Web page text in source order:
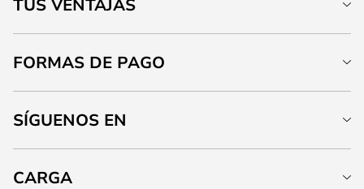
TUS VENTAJAS
FORMAS DE PAGO
SÍGUENOS EN
CARGA